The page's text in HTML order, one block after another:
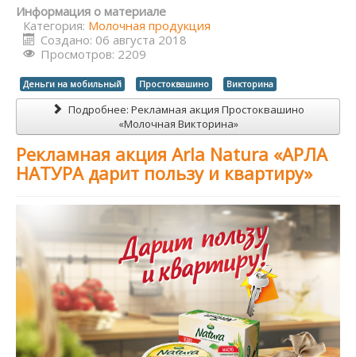
Информация о материале
Категория: Молочная продукция
Создано: 06 августа 2018
Просмотров: 2209
Деньги на мобильный Простоквашино Викторина
Подробнее: Рекламная акция Простоквашино
«Молочная Викторина»
Рекламная акция Arla Natura «АРЛА
НАТУРА дарит пользу и квартиру»